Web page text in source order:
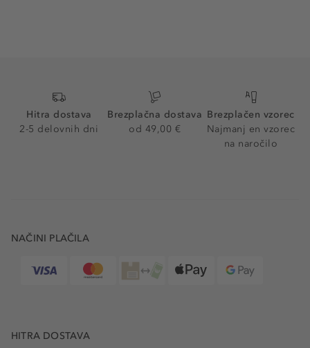
Hitra dostava
2-5 delovnih dni
Brezplačna dostava
od 49,00 €
Brezplačen vzorec
Najmanj en vzorec
na naročilo
NAČINI PLAČILA
HITRA DOSTAVA